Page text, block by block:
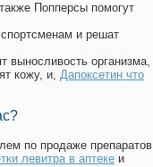
Попперсы помогут
и решат
выносливость организма,
кожу, и, Дапоксетин что
по продаже препаратов
левитра в аптеке и